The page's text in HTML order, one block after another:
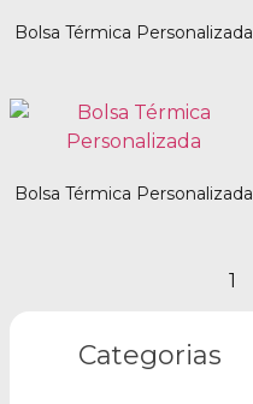
Categorias
Bolsa Térmica Personalizada
Bolsa Térmica Personalizada
1